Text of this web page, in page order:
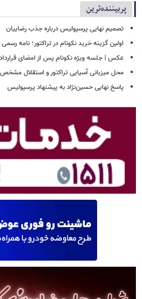
پربیننده‌ترین
تصمیم نهایی پرسپولیس درباره جذب رضاییان
اولین گزینه خرید نکونام در تراکتور؛ نامه
عکس | جلسه ویژه نکونام پس از امضای قرارداد
محل میزبانی آسیایی تراکتور و استقلال
پاسخ نهایی حسین‌نژاد به پیشنهاد پرسپولیس